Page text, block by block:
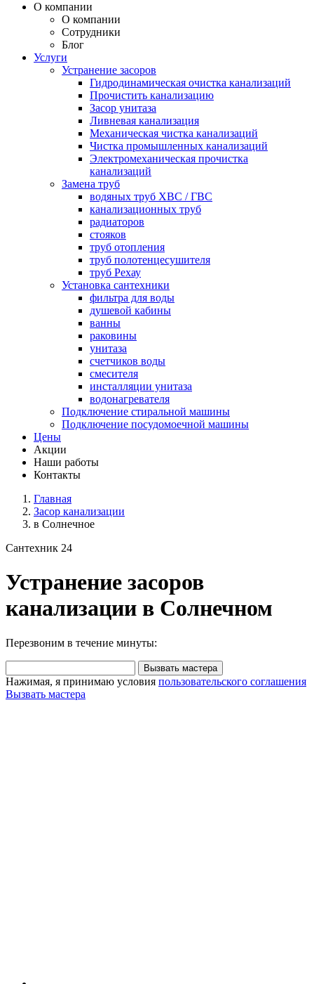
О компании
О компании
Сотрудники
Блог
Услуги
Устранение засоров
Гидродинамическая очистка канализаций
Прочистить канализацию
Засор унитаза
Ливневая канализация
Механическая чистка канализаций
Чистка промышленных канализаций
Электромеханическая прочистка
канализаций
Замена труб
водяных труб ХВС / ГВС
канализационных труб
радиаторов
стояков
труб отопления
труб полотенцесушителя
труб Рехау
Установка сантехники
фильтра для воды
душевой кабины
ванны
раковины
унитаза
счетчиков воды
смесителя
инсталляции унитаза
водонагревателя
Подключение стиральной машины
Подключение посудомоечной машины
Цены
Акции
Наши работы
Контакты
Главная
Засор канализации
в Солнечное
Сантехник 24
Устранение засоров
канализации в Солнечном
Перезвоним в течение минуты:
Вызвать мастера
Нажимая, я принимаю условия пользовательского соглашения
Вызвать мастера